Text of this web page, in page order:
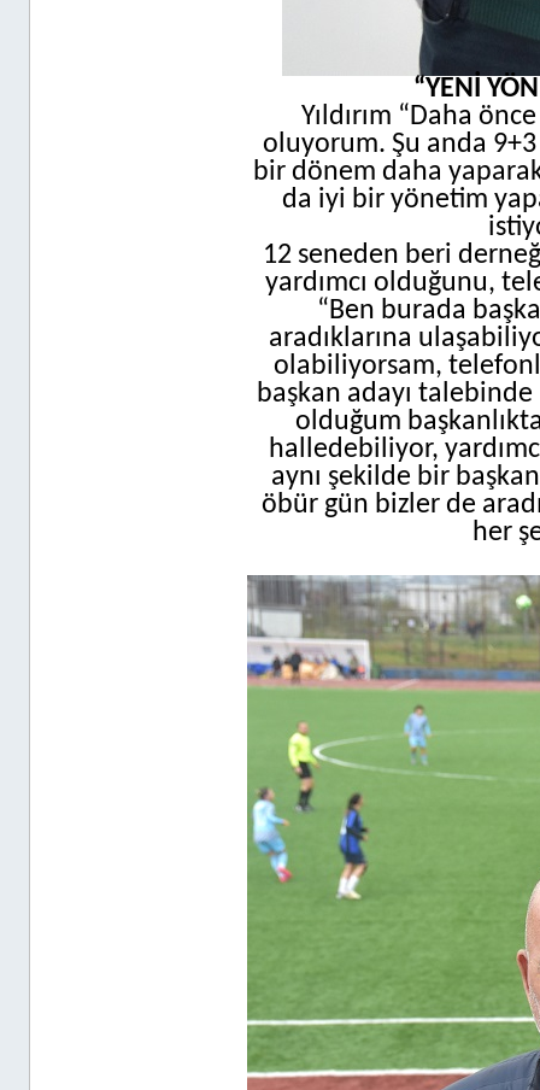
“YENİ
Yıldırım “Daha
oluyorum. Şu anda
bir dönem daha
da iyi bir yönetim
12 seneden beri
yardımcı olduğunu,
“Ben burada
aradıklarına
olabiliyorsam,
başkan adayı
olduğum
halledebiliyor,
aynı şekilde bir
öbür gün bizler de
her